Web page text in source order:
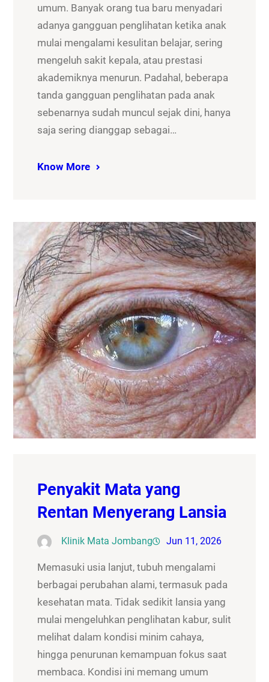
umum. Banyak orang tua baru menyadari
adanya gangguan penglihatan ketika anak
mulai mengalami kesulitan belajar, sering
mengeluh sakit kepala, atau prestasi
akademiknya menurun. Padahal, beberapa
tanda gangguan penglihatan pada anak
sebenarnya sudah muncul sejak dini, hanya
saja sering dianggap sebagai…
Know More
Penyakit Mata yang
Rentan Menyerang Lansia
Klinik Mata Jombang Jun 11, 2026
Memasuki usia lanjut, tubuh mengalami
berbagai perubahan alami, termasuk pada
kesehatan mata. Tidak sedikit lansia yang
mulai mengeluhkan penglihatan kabur, sulit
melihat dalam kondisi minim cahaya,
hingga penurunan kemampuan fokus saat
membaca. Kondisi ini memang umum